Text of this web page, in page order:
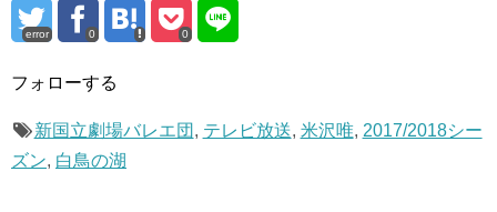
error 0 0
フォローする
新国立劇場バレエ団 , テレビ放送, 米沢唯, 2017/2018シー
ズン, 白鳥の湖